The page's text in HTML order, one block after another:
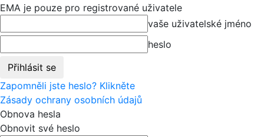
EMA je pouze pro registrované uživatele
vaše uživatelské jméno
heslo
Zapomněli jste heslo? Klikněte
Zásady ochrany osobních údajů
Obnova hesla
Obnovit své heslo